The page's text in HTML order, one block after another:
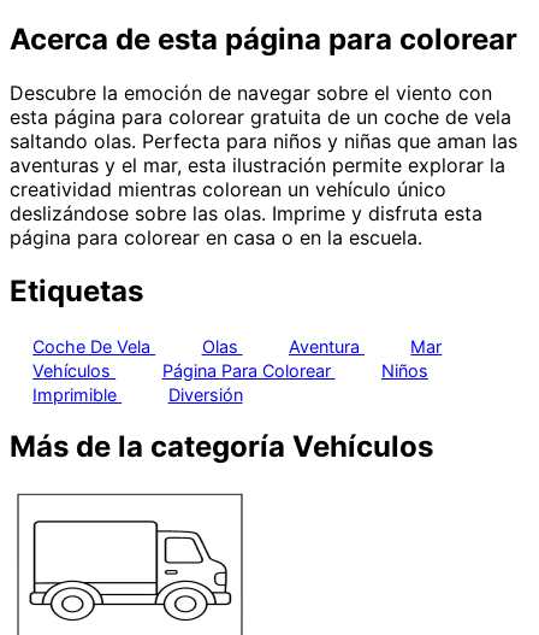
Acerca de esta página para colorear
Descubre la emoción de navegar sobre el viento con
esta página para colorear gratuita de un coche de vela
saltando olas. Perfecta para niños y niñas que aman las
aventuras y el mar, esta ilustración permite explorar la
creatividad mientras colorean un vehículo único
deslizándose sobre las olas. Imprime y disfruta esta
página para colorear en casa o en la escuela.
Etiquetas
Coche De Vela Olas Aventura
Mar
Vehículos
Página Para Colorear
Niños
Imprimible
Diversión
Más de la categoría Vehículos